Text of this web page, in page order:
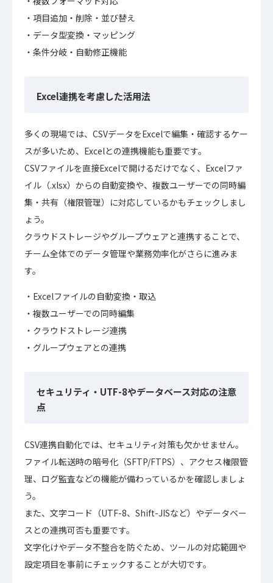
項目追加・削除・並び替え
データ型変換・マッピング
条件分岐・自動修正機能
Excel連携を考慮した活用法
多くの現場では、CSVデータをExcelで編集・確認するケー
スが多いため、Excelとの連携機能も重要です。
CSVファイルを直接Excelで開けるだけでなく、Excelファ
イル（.xlsx）からの自動変換や、複数ユーザーでの同時編
集・共有（権限管理）に対応しているかもチェックしまし
ょう。
クラウドストレージやグループウェアと連携することで、
チーム全体でのデータ管理や業務効率化がさらに進みま
す。
Excelファイルの自動変換・取込
複数ユーザーでの同時編集
クラウドストレージ連携
グループウェアとの連携
セキュリティ・UTF-8やデータベース対応の注意
点
CSV連携自動化では、セキュリティ対策も欠かせません。
ファイル転送時の暗号化（SFTP/FTPS）、アクセス権限管
理、ログ監査などの機能が備わっているかを確認しましょ
う。
また、文字コード（UTF-8、Shift-JISなど）やデータベー
スとの連携可否も重要です。
文字化けやデータ不整合を防ぐため、ツールの対応範囲や
設定項目を事前にチェックすることが大切です。